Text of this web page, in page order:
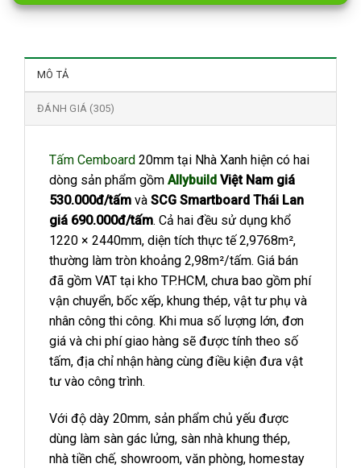
MÔ TẢ
ĐÁNH GIÁ (305)
Tấm Cemboard 20mm tại Nhà Xanh hiện có hai
dòng sản phẩm gồm Allybuild Việt Nam giá
530.000đ/tấm và SCG Smartboard Thái Lan
giá 690.000đ/tấm. Cả hai đều sử dụng khổ
1220 × 2440mm, diện tích thực tế 2,9768m²,
thường làm tròn khoảng 2,98m²/tấm. Giá bán
đã gồm VAT tại kho TP.HCM, chưa bao gồm phí
vận chuyển, bốc xếp, khung thép, vật tư phụ và
nhân công thi công. Khi mua số lượng lớn, đơn
giá và chi phí giao hàng sẽ được tính theo số
tấm, địa chỉ nhận hàng cùng điều kiện đưa vật
tư vào công trình.
Với độ dày 20mm, sản phẩm chủ yếu được
dùng làm sàn gác lửng, sàn nhà khung thép,
nhà tiền chế, showroom, văn phòng, homestay